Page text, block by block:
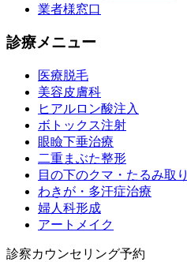
業者様窓口
診療メニュー
医療脱毛
美容皮膚科
ヒアルロン酸注入
ボトックス注射
眼瞼下垂治療
二重まぶた整形
目の下のクマ・たるみ取り
わきが・多汗症治療
婦人科形成
アートメイク
診察カウンセリング予約